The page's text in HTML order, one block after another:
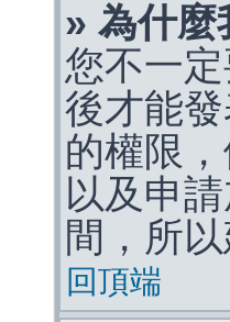
» 為什麼
您不一
後才能
的權限
以及申
間，所以
回頂端